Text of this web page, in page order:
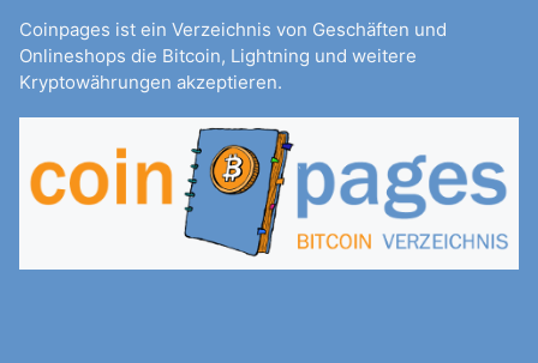
Coinpages ist ein Verzeichnis von Geschäften und
Onlineshops die Bitcoin, Lightning und weitere
Kryptowährungen akzeptieren.